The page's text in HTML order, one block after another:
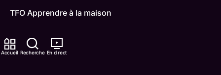
Accueil Recherche En direct
TFO Apprendre à la maison
Comment nous capter